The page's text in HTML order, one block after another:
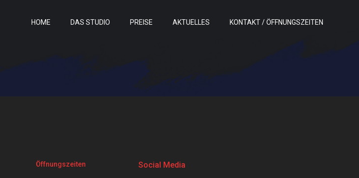
HOME DAS STUDIO PREISE AKTUELLES KONTAKT / ÖFFNUNGSZEITEN
Öffnungszeiten Social Media